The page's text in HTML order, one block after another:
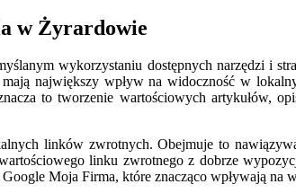
w Żyrardowie
wykorzystaniu dostępnych narzędzi i
największy wpływ na widoczność w
to tworzenie wartościowych artykułów,
linków zwrotnych. Obejmuje to
linku zwrotnego z dobrze
Moja Firma, które znacząco wpływają na